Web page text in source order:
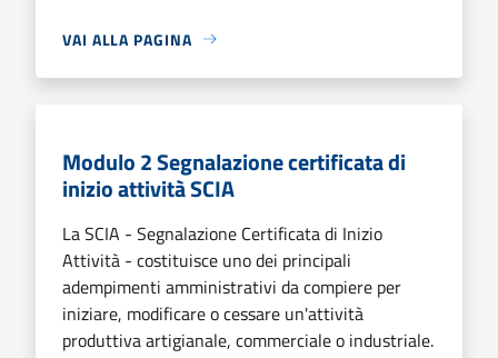
VAI ALLA PAGINA
Modulo 2 Segnalazione certificata di
inizio attività SCIA
La SCIA - Segnalazione Certificata di Inizio
Attività - costituisce uno dei principali
adempimenti amministrativi da compiere per
iniziare, modificare o cessare un'attività
produttiva artigianale, commerciale o industriale.